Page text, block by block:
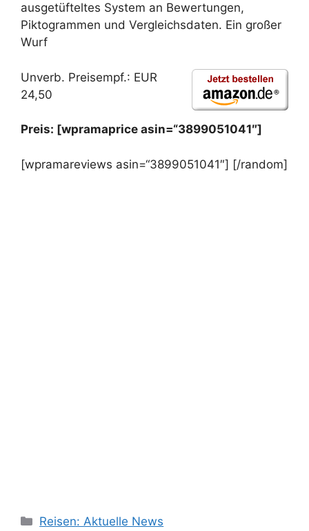
ausgetüfteltes System an Bewertungen,
Piktogrammen und Vergleichsdaten. Ein großer
Wurf
Unverb. Preisempf.: EUR
24,50
Preis: [wpramaprice asin=“3899051041″]
[wpramareviews asin=“3899051041″] [/random]
Kategorien
Reisen: Aktuelle News